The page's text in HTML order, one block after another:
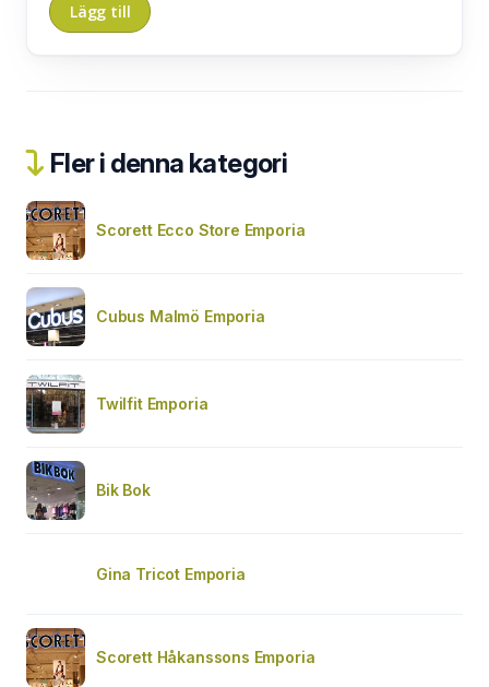
Fler i denna kategori
Scorett Ecco Store Emporia
Cubus Malmö Emporia
Twilfit Emporia
Bik Bok
Gina Tricot Emporia
Scorett Håkanssons Emporia